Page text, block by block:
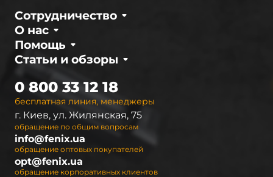
О нас
Сотрудничество
Статьи и обзоры
Помощь
бесплатная линия, менеджеры
0 800 33 12 18
г. Киев, ул. Жилянская, 75
обращение по общим вопросам
info@fenix.ua
обращение оптовых покупателей
opt@fenix.ua
обращение корпоративных клиентов